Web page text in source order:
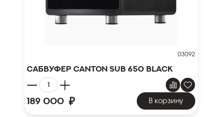
03092
Сабвуфер Canton SUB 650 black
189 000 ₽ В корзину